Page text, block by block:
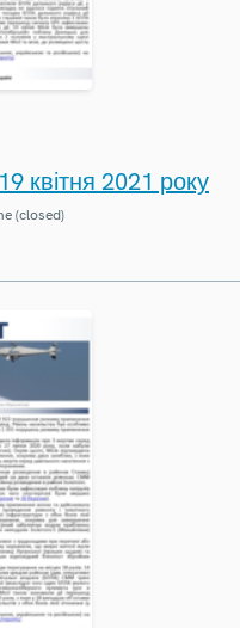
квітня 2021 року
(closed)